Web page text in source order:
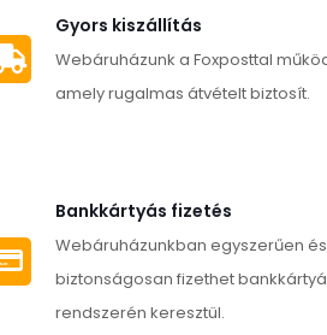
több
variációja
van.
termékoldalon
választhatók
ki
Gyors kiszállítás
Webáruházunk a Foxposttal
amely rugalmas átvételt biztosít.
Bankkártyás fizetés
Webáruházunkban egyszerűen és
biztonságosan fizethet
rendszerén keresztül.